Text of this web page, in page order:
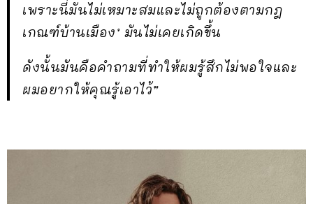
เพราะนี่มันไม่เหมาะสมและไม่ถูกต้องตามกฎ
เกณฑ์บ้านเมือง’ มันไม่เคยเกิดขึ้น
ดังนั้นมันคือคำถามที่ทำให้ผมรู้สึกไม่พอใจและ
ผมอยากให้คุณรู้เอาไว้”